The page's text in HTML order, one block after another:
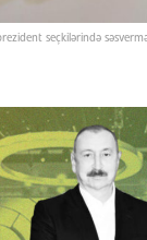
seçkilərində